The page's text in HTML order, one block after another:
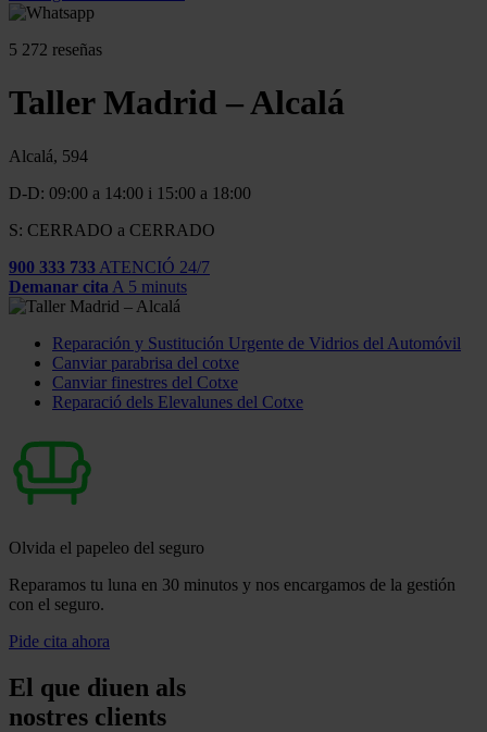
5 272 reseñas
Taller Madrid – Alcalá
Alcalá, 594
D-D: 09:00 a 14:00 i 15:00 a 18:00
S: CERRADO a CERRADO
900 333 733 ATENCIÓ 24/7
Demanar cita A 5 minuts
Reparación y Sustitución Urgente de Vidrios del Automóvil
Canviar parabrisa del cotxe
Canviar finestres del Cotxe
Reparació dels Elevalunes del Cotxe
Olvida el papeleo del seguro
Reparamos tu luna en 30 minutos y nos encargamos de la gestión
con el seguro.
Pide cita ahora
El que diuen als
nostres clients